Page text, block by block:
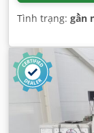
Tình trạng: gần